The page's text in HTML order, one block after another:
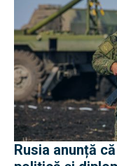
Rusia anunță